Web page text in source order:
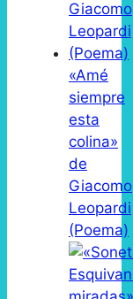
«Amé
siempre
esta
colina»
de
Giacomo
Leopardi
(Poema)